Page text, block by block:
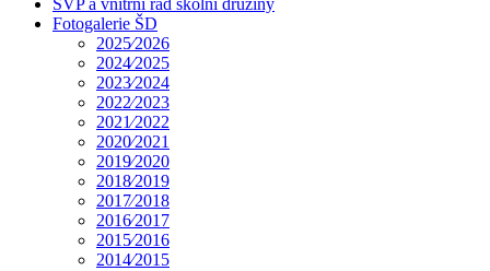
ŠVP a vnitřní řád školní družiny
Fotogalerie ŠD
2025⁄2026
2024⁄2025
2023⁄2024
2022⁄2023
2021⁄2022
2020⁄2021
2019⁄2020
2018⁄2019
2017⁄2018
2016⁄2017
2015⁄2016
2014⁄2015